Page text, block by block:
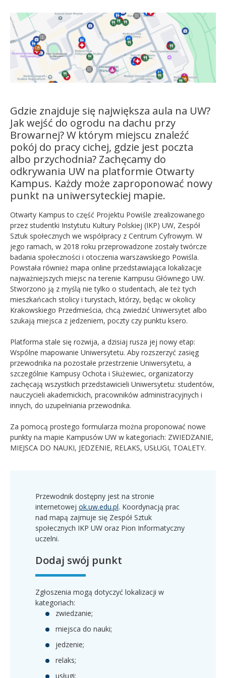
Kandydat
Absolwent
Gdzie znajduje się największa aula na UW?
Jak wejść do ogrodu na dachu przy
Browarnej? W którym miejscu znaleźć
pokój do pracy cichej, gdzie jest poczta
albo przychodnia? Zachęcamy do
odkrywania UW na platformie Otwarty
Kampus. Każdy może zaproponować nowy
punkt na uniwersyteckiej mapie.
Otwarty Kampus to część Projektu Powiśle zrealizowanego
przez studentki Instytutu Kultury Polskiej (IKP) UW, Zespół
Sztuk społecznych we współpracy z Centrum Cyfrowym. W
jego ramach, w 2018 roku przeprowadzone zostały twórcze
badania społeczności i otoczenia warszawskiego Powiśla.
Powstała również mapa online przedstawiająca lokalizacje
najważniejszych miejsc na terenie Kampusu Głównego UW.
Stworzono ją z myślą nie tylko o studentach, ale też tych
mieszkańcach stolicy i turystach, którzy, będąc w okolicy
Krakowskiego Przedmieścia, chcą zwiedzić Uniwersytet albo
szukają miejsca z jedzeniem, poczty czy punktu ksero.
Platforma stale się rozwija, a dzisiaj rusza jej nowy etap:
Wspólne mapowanie Uniwersytetu. Aby rozszerzyć zasięg
przewodnika na pozostałe przestrzenie Uniwersytetu, a
szczególnie Kampusy Ochota i Służewiec, organizatorzy
zachęcają wszystkich przedstawicieli Uniwersytetu: studentów,
nauczycieli akademickich, pracowników administracyjnych i
innych, do uzupełniania przewodnika.
Za pomocą prostego formularza można proponować nowe
punkty na mapie Kampusów UW w kategoriach: ZWIEDZANIE,
MIEJSCA DO NAUKI, JEDZENIE, RELAKS, USŁUGI, TOALETY.
Przewodnik dostępny jest na stronie
internetowej ok.uw.edu.pl. Koordynacją prac
nad mapą zajmuje się Zespół Sztuk
społecznych IKP UW oraz Pion Informatyczny
uczelni.
Dodaj swój punkt
Zgłoszenia mogą dotyczyć lokalizacji w
kategoriach:
zwiedzanie;
miejsca do nauki;
jedzenie;
relaks;
usługi;